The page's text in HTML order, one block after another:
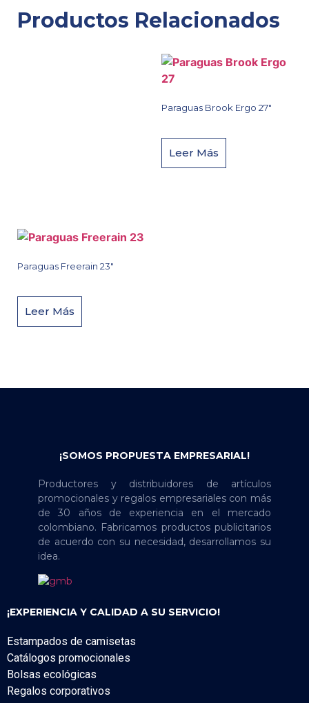
Productos Relacionados
Paraguas Brook Ergo 27″
Leer Más
Paraguas Freerain 23″
Leer Más
¡SOMOS PROPUESTA EMPRESARIAL!
Productores y distribuidores de artículos
promocionales y regalos empresariales con más
de 30 años de experiencia en el mercado
colombiano. Fabricamos productos publicitarios
de acuerdo con su necesidad, desarrollamos su
idea.
¡EXPERIENCIA Y CALIDAD A SU SERVICIO!
Estampados de camisetas
Catálogos promocionales
Bolsas ecológicas
Regalos corporativos